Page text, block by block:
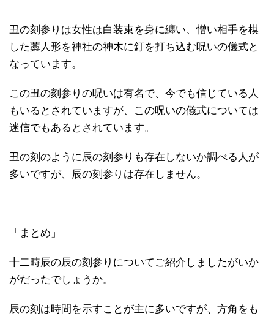
丑の刻参りは女性は白装束を身に纏い、憎い相手を模
した藁人形を神社の神木に釘を打ち込む呪いの儀式と
なっています。
この丑の刻参りの呪いは有名で、今でも信じている人
もいるとされていますが、この呪いの儀式については
迷信でもあるとされています。
丑の刻のように辰の刻参りも存在しないか調べる人が
多いですが、辰の刻参りは存在しません。
「まとめ」
十二時辰の辰の刻参りについてご紹介しましたがいか
がだったでしょうか。
辰の刻は時間を示すことが主に多いですが、方角をも